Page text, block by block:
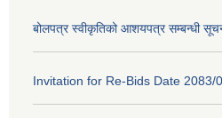
बोलपत्र स्वीकृतिको आशयपत्र सम्बन्धी
Invitation for Re-Bids Date 2083/